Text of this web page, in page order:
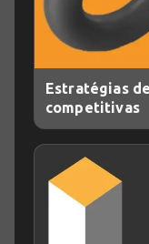
Estratégias
competitivas